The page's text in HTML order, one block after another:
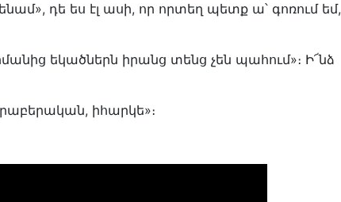
դե ես էլ ասի, որ որտեղ պետք ա՝ գոռում եմ,
եկածներն իրանց տենց չեն պահում»։ Ի՜նձ
իհարկե»։